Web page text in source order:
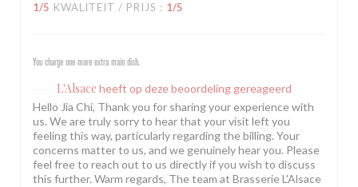
1/5 KWALITEIT / PRIJS : 1/5
You charge one more extra main dish.
L'Alsace heeft op deze beoordeling gereageerd
Hello Jia Chi, Thank you for sharing your experience with
us. We are truly sorry to hear that your visit left you
feeling this way, particularly regarding the billing. Your
concerns matter to us, and we genuinely hear you. Please
feel free to reach out to us directly if you wish to discuss
this further. Warm regards, The team at Brasserie L'Alsace